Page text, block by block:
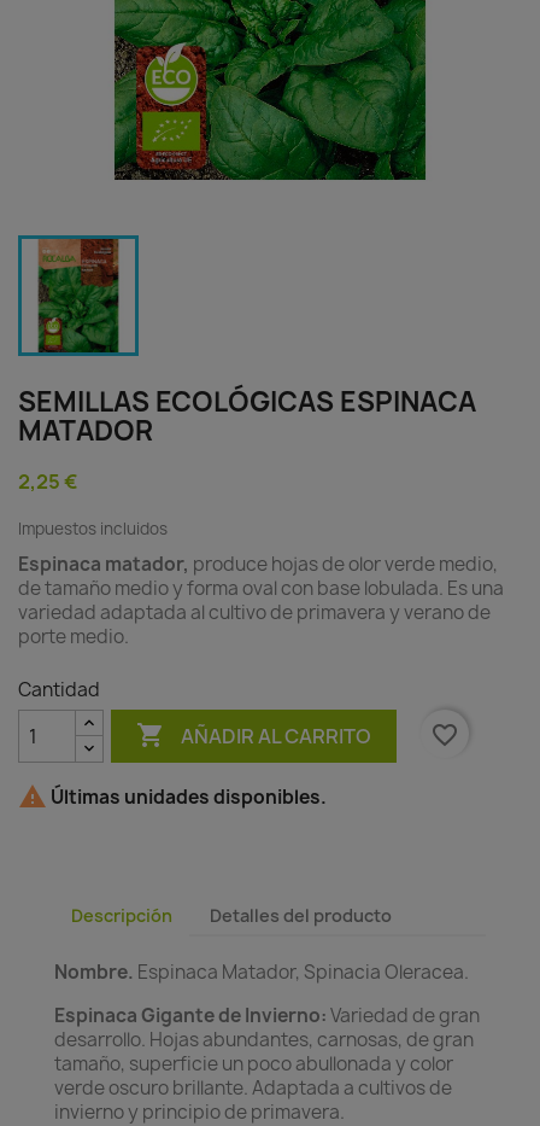
SEMILLAS ECOLÓGICAS ESPINACA
MATADOR
2,25 €
Impuestos incluidos
Espinaca matador, produce hojas de olor verde medio,
de tamaño medio y forma oval con base lobulada. Es una
variedad adaptada al cultivo de primavera y verano de
porte medio.
Cantidad
 AÑADIR AL CARRITO favorite_border
 Últimas unidades disponibles.
Descripción Detalles del producto
Nombre. Espinaca Matador, Spinacia Oleracea.
Espinaca Gigante de Invierno:Variedad de gran
desarrollo. Hojas abundantes, carnosas, de gran
tamaño, superficie un poco abullonada y color
verde oscuro brillante. Adaptada a cultivos de
invierno y principio de primavera.